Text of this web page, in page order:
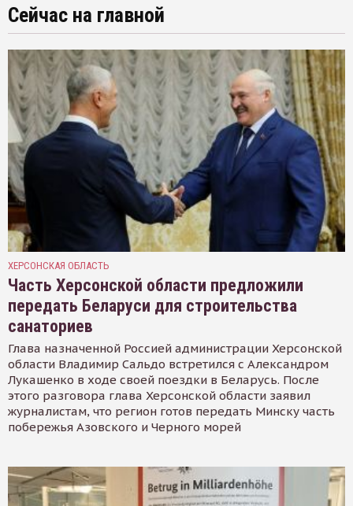
Сейчас на главной
ХЕРСОНСКАЯ ОБЛАСТЬ
Часть Херсонской области предложили
передать Беларуси для строительства
санаториев
Глава назначенной Россией администрации Херсонской
области Владимир Сальдо встретился с Александром
Лукашенко в ходе своей поездки в Беларусь. После
этого разговора глава Херсонской области заявил
журналистам, что регион готов передать Минску часть
побережья Азовского и Черного морей